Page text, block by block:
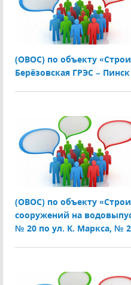
(ОВОС) по объекту
Берёзовская ГРЭС –
(ОВОС) по объекту
сооружений на
№ 20 по ул. К. Маркса, №